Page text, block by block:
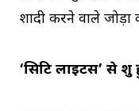
शादी करने वाले जोड़ों
‘सिटि लाइटस’ से